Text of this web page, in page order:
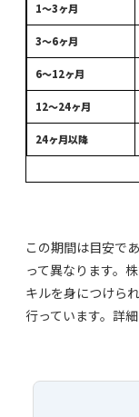
1～3ヶ月
3～6ヶ月
6～12ヶ月
12～24ヶ月
24ヶ月以降
この期間は目安で
って異なります。
キルを身につけら
行っています。詳